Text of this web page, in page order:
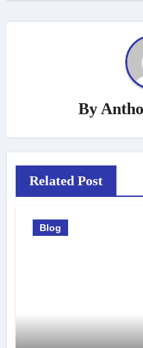
By
Related Post
Blog